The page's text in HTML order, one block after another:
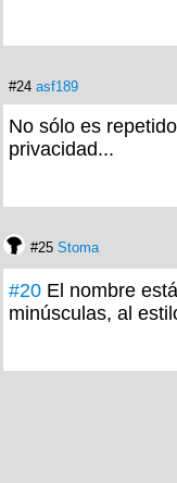
#24 asf189
No sólo es
privacidad...
#25 Stoma
#20 El nombre
minúsculas, al